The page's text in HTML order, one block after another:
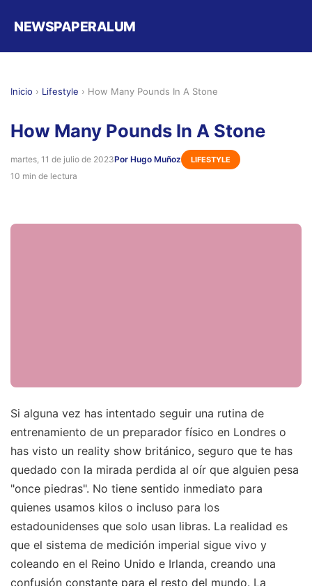
NEWSPAPERALUM
Inicio › Lifestyle › How Many Pounds In A Stone
How Many Pounds In A Stone
martes, 11 de julio de 2023Por Hugo Muñoz LIFESTYLE
10 min de lectura
Si alguna vez has intentado seguir una rutina de
entrenamiento de un preparador físico en Londres o
has visto un reality show británico, seguro que te has
quedado con la mirada perdida al oír que alguien pesa
"once piedras". No tiene sentido inmediato para
quienes usamos kilos o incluso para los
estadounidenses que solo usan libras. La realidad es
que el sistema de medición imperial sigue vivo y
coleando en el Reino Unido e Irlanda, creando una
confusión constante para el resto del mundo. La